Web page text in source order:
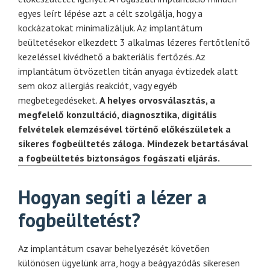
egyes leírt lépése azt a célt szolgálja, hogy a
kockázatokat minimalizáljuk.Az implantátum
beültetésekor elkezdett 3 alkalmas lézeres fertőtlenítő
kezeléssel kivédhető a bakteriális fertőzés. Az
implantátum ötvözetlen titán anyaga évtizedek alatt
sem okoz allergiás reakciót, vagy egyéb
megbetegedéseket. A helyes orvosválasztás, a
megfelelő konzultáció, diagnosztika, digitális
felvételek elemzésével történő előkészületek a
sikeres fogbeültetés záloga. Mindezek betartásával
a fogbeültetés biztonságos fogászati eljárás.
Hogyan segíti a lézer a
fogbeültetést?
Az implantátum csavar behelyezését követően
különösen ügyelünk arra, hogy a beágyazódás sikeresen